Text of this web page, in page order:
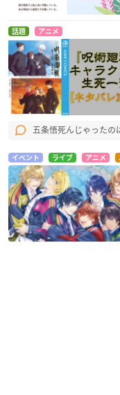
話題 アニメ
五条悟死んじゃった
イベント ライブ アニメ